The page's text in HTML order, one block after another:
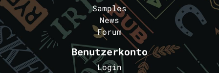
Samples
News
Forum
Benutzerkonto
Login